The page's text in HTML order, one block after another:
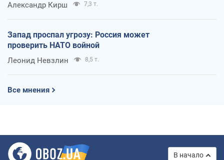
Александр Кирш 7,3 т.
Запад проспал угрозу: Россия может
проверить НАТО войной
Леонид Невзлин 8,5 т.
Все мнения
В начало